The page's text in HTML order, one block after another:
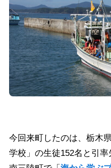
今回来町したのは、栃木
学校」の生徒152名と引率